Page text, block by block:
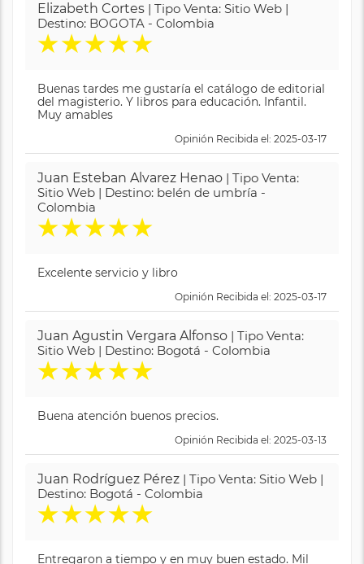
Elizabeth Cortes | Tipo Venta: Sitio Web |
Destino: BOGOTA - Colombia
★★★★★
Buenas tardes me gustaría el catálogo de editorial
del magisterio. Y libros para educación. Infantil.
Muy amables
Opinión Recibida el: 2025-03-17
Juan Esteban Alvarez Henao | Tipo Venta:
Sitio Web | Destino: belén de umbría -
Colombia
★★★★★
Excelente servicio y libro
Opinión Recibida el: 2025-03-17
Juan Agustin Vergara Alfonso | Tipo Venta:
Sitio Web | Destino: Bogotá - Colombia
★★★★★
Buena atención buenos precios.
Opinión Recibida el: 2025-03-13
Juan Rodríguez Pérez | Tipo Venta: Sitio Web |
Destino: Bogotá - Colombia
★★★★★
Entregaron a tiempo y en muy buen estado. Mil